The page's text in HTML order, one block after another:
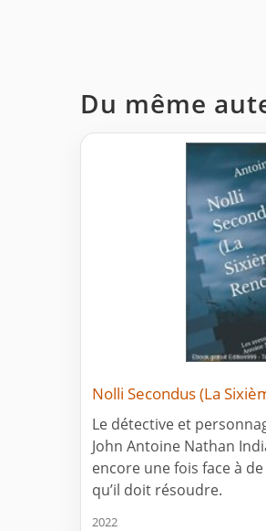
Du même
Nolli Secondus (La
Le détective et
John Antoine Nathan
encore une fois face à
qu’il doit résoudre.
2022